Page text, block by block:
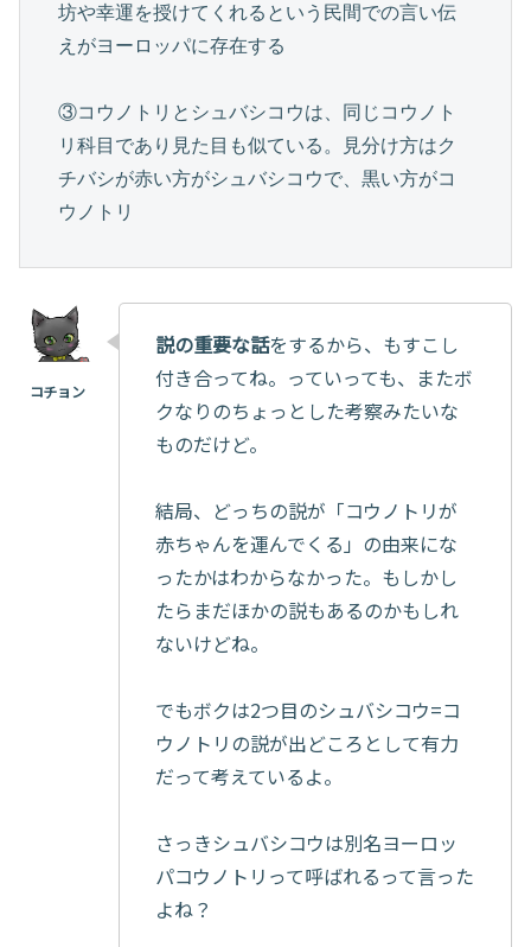
坊や幸運を授けてくれるという民間での言い伝
えがヨーロッパに存在する
③コウノトリとシュバシコウは、同じコウノト
リ科目であり見た目も似ている。見分け方はク
チバシが赤い方がシュバシコウで、黒い方がコ
ウノトリ
説の重要な話をするから、もすこし
付き合ってね。っていっても、またボ
クなりのちょっとした考察みたいな
ものだけど。
結局、どっちの説が「コウノトリが
赤ちゃんを運んでくる」の由来にな
ったかはわからなかった。もしかし
たらまだほかの説もあるのかもしれ
ないけどね。
でもボクは2つ目のシュバシコウ=コ
ウノトリの説が出どころとして有力
だって考えているよ。
さっきシュバシコウは別名ヨーロッ
パコウノトリって呼ばれるって言った
よね？